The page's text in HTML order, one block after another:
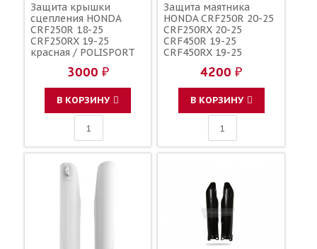
Защита крышки
сцепления HONDA
CRF250R 18-25
CRF250RX 19-25
красная / POLISPORT
3000 ₽
В КОРЗИНУ
Защита маятника
HONDA CRF250R 20-25
CRF250RX 20-25
CRF450R 19-25
CRF450RX 19-25
4200 ₽
В КОРЗИНУ